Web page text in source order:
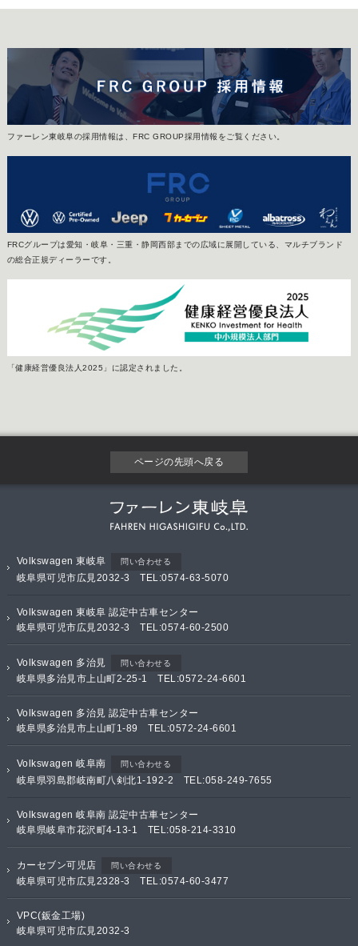
ファーレン東岐阜の採用情報は、FRC GROUP採用情報をご覧ください。
FRCグループは愛知・岐阜・三重・静岡西部までの広域に展開している、マルチブランド
の総合正規ディーラーです。
「健康経営優良法人2025」に認定されました。
ページの先頭へ戻る
Volkswagen 東岐阜 問い合わせる
岐阜県可児市広見2032-3 TEL:0574-63-5070
Volkswagen 東岐阜 認定中古車センター
岐阜県可児市広見2032-3 TEL:0574-60-2500
Volkswagen 多治見 問い合わせる
岐阜県多治見市上山町2-25-1 TEL:0572-24-6601
Volkswagen 多治見 認定中古車センター
岐阜県多治見市上山町1-89 TEL:0572-24-6601
Volkswagen 岐阜南 問い合わせる
岐阜県羽島郡岐南町八剣北1-192-2 TEL:058-249-7655
Volkswagen 岐阜南 認定中古車センター
岐阜県岐阜市花沢町4-13-1 TEL:058-214-3310
カーセブン可児店 問い合わせる
岐阜県可児市広見2328-3 TEL:0574-60-3477
VPC(鈑金工場)
岐阜県可児市広見2032-3